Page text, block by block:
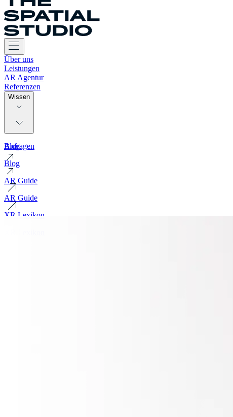
Über uns
Leistungen
AR Agentur
Referenzen
Wissen
Blog
Blog
AR Guide
AR Guide
XR Lexikon
Anfragen